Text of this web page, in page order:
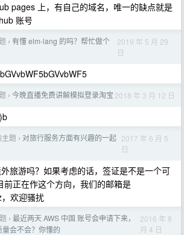
pages 上，有自己的域名，唯一的缺点就是
账号
› 有懂 elm-lang 的吗？帮忙做个
2019 年 5 月 29
日
› 今晚直播免费讲解模拟登录淘宝 2018 年 3 月 12 日
主题 › 对旅行服务方面有兴趣的一起 2017 年 6 月 5
日
旅游吗？如果考虑的话，签证是不是一个可
前正在作这个方向，我们的邮箱是
，欢迎骚扰
› 最近两天 AWS 中国 账号会申请下来，
会不会？你懂的
2016 年 8
月 4 日